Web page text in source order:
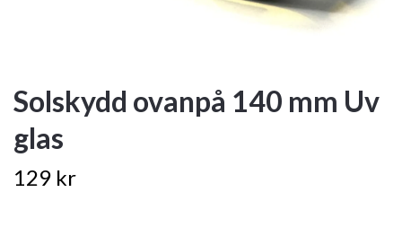
Solskydd ovanpå 140 mm Uv
glas
129 kr